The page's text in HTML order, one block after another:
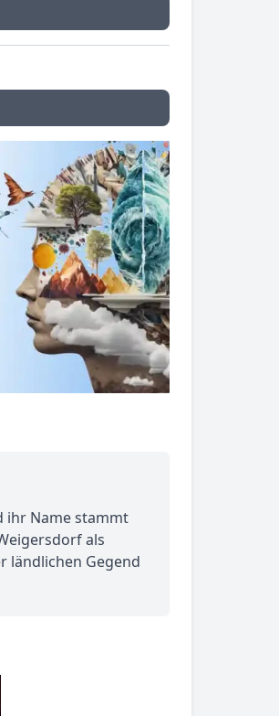
ihr Name stammt
als
ländlichen Gegend